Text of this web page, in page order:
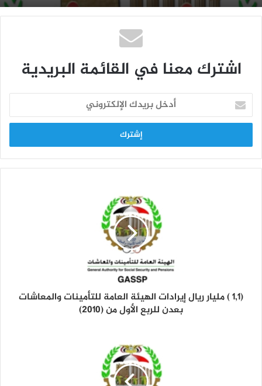
اشترك معنا في القائمة البريدية
خ
ب
ر
ي
(1,1 ) مليار ريال إيرادات الهيئة العامة للتأمينات والمعاشات
بعدن للربع الأول من (2010)